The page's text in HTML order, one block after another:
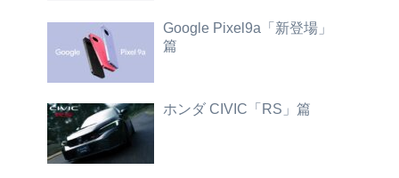
Google Pixel9a「新登場」
篇
ホンダ CIVIC「RS」篇